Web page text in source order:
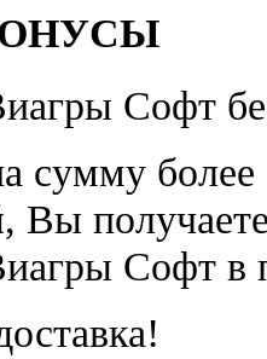
Софт
сумму более
, Вы
Софт в